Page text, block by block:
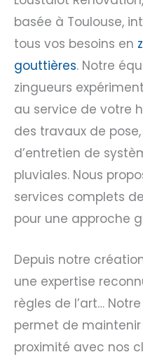
basée à Toulouse,
tous vos besoins en
gouttières. Notre
zingueurs
au service de votre
des travaux de
d’entretien de
pluviales. Nous
services complets de
pour une approche
Depuis notre
une expertise
règles de l’art…
permet de
proximité avec nos